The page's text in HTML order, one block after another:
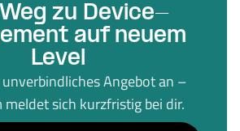
zu Device-
auf neuem
Level
Angebot an –
meldet sich kurzfristig bei dir.